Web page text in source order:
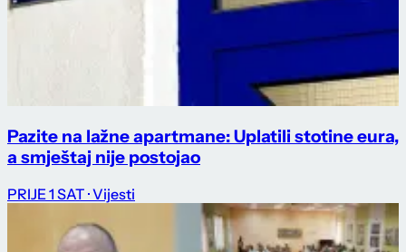
Pazite na lažne apartmane: Uplatili stotine eura,
a smještaj nije postojao
PRIJE 1 SAT · Vijesti